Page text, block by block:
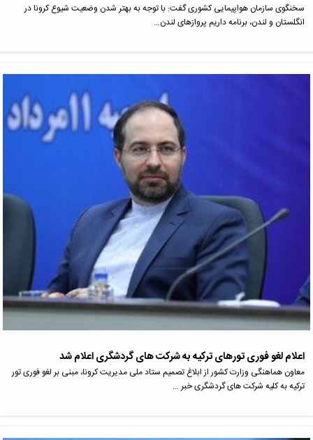
سخنگوی سازمان هواپیمایی کشوری گفت: با توجه به بهتر شدن وضعیت شیوع کرونا در
انگلستان و لندن، برنامه داریم پروازهای لندن…
اعلام لغو فوری تورهای ترکیه به شرکت های گردشگری اعلام شد
معاون هماهنگی وزارت کشور از ابلاغ تصمیم ستاد ملی مدیریت کرونا، مبنی بر لغو فوری تور
ترکیه به کلیه شرکت های گردشگری خبر …